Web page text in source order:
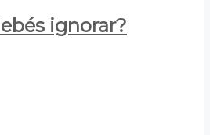
ignorar?